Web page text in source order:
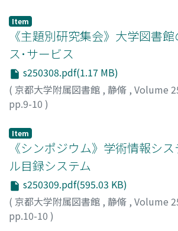
Item
《主題別研究集会》大学図書
ス･サービス
s250308.pdf(1.17 MB)
( 京都大学附属図書館 , 静脩 , Volume
pp.9-10 )
Item
《シンポジウム》学術情報シ
ル目録システム
s250309.pdf(595.03 KB)
( 京都大学附属図書館 , 静脩 , Volume
pp.10-10 )